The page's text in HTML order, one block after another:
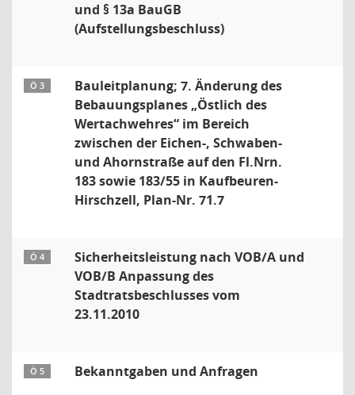
und § 13a BauGB
(Aufstellungsbeschluss)
Ö 3
Bauleitplanung; 7. Änderung des
Bebauungsplanes „Östlich des
Wertachwehres“ im Bereich
zwischen der Eichen-, Schwaben-
und Ahornstraße auf den Fl.Nrn.
183 sowie 183/55 in Kaufbeuren-
Hirschzell, Plan-Nr. 71.7
Ö 4
Sicherheitsleistung nach VOB/A und
VOB/B Anpassung des
Stadtratsbeschlusses vom
23.11.2010
Ö 5 Bekanntgaben und Anfragen